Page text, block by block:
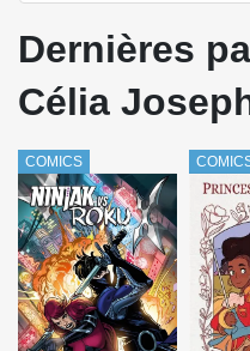
Dernières
Célia
COMICS